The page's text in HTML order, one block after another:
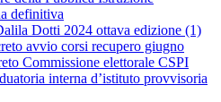
definitiva
Dotti 2024 ottava edizione (1)
avvio corsi recupero giugno
Commissione elettorale CSPI
interna d’istituto provvisoria